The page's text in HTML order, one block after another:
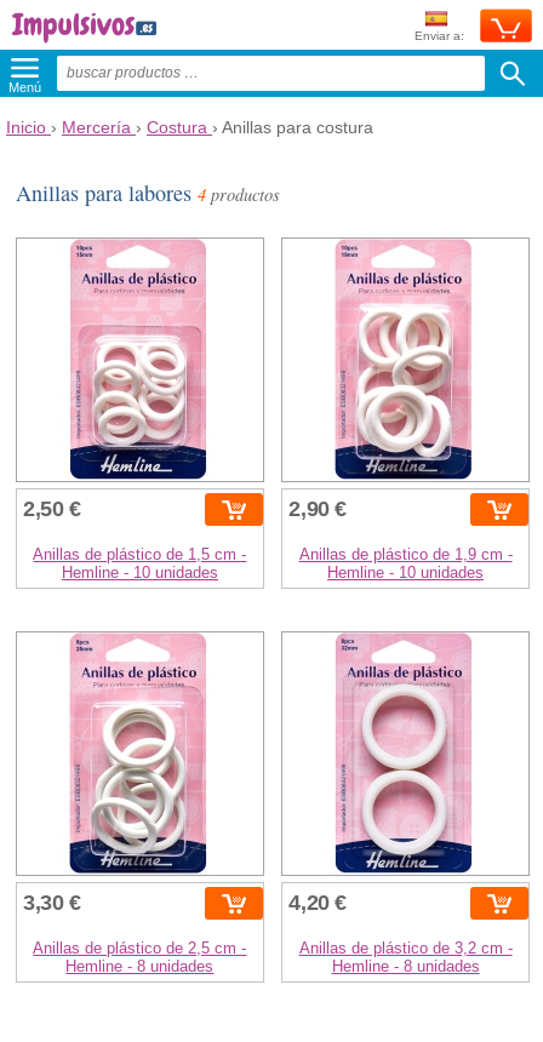
Enviar a:
Menú
Inicio › Mercería › Costura › Anillas para costura
Anillas para labores4 productos
2,50 €
Anillas de plástico de 1,5 cm -
Hemline - 10 unidades
2,90 €
Anillas de plástico de 1,9 cm -
Hemline - 10 unidades
3,30 €
Anillas de plástico de 2,5 cm -
Hemline - 8 unidades
4,20 €
Anillas de plástico de 3,2 cm -
Hemline - 8 unidades